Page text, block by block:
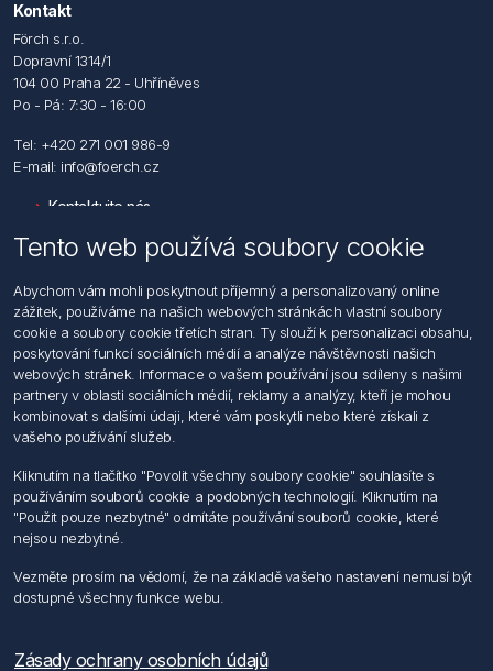
Kontakt
Förch s.r.o.
Dopravní 1314/1
104 00 Praha 22 - Uhříněves
Po - Pá: 7:30 - 16:00
Tel: +420 271 001 986-9
E-mail: info@foerch.cz
Kontaktujte nás
Hledat
Dodržování předpisů
Zásady zpracování osobních údajů fyzických osob
Podmínky zasílání elektronických dokumentu
Všeobecné dodací a obchodní podmínky
Informace o nakládaní s elektroodpadem
Můj účet
Můj účet
Objednávky
Adresy
Tento web používá soubory cookie
Abychom vám mohli poskytnout příjemný a personalizovaný online
zážitek, používáme na našich webových stránkách vlastní soubory
cookie a soubory cookie třetích stran. Ty slouží k personalizaci obsahu,
poskytování funkcí sociálních médií a analýze návštěvnosti našich
webových stránek. Informace o vašem používání jsou sdíleny s našimi
partnery v oblasti sociálních médií, reklamy a analýzy, kteří je mohou
kombinovat s dalšími údaji, které vám poskytli nebo které získali z
vašeho používání služeb.
Kliknutím na tlačítko "Povolit všechny soubory cookie" souhlasíte s
používáním souborů cookie a podobných technologií. Kliknutím na
"Použit pouze nezbytné" odmítáte používání souborů cookie, které
nejsou nezbytné.
Vezměte prosím na vědomí, že na základě vašeho nastavení nemusí být
dostupné všechny funkce webu.
Zásady ochrany osobních údajů